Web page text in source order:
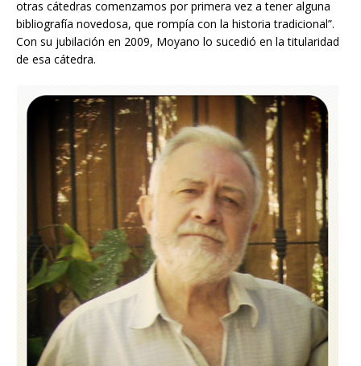
otras cátedras comenzamos por primera vez a tener alguna
bibliografía novedosa, que rompía con la historia tradicional”.
Con su jubilación en 2009, Moyano lo sucedió en la titularidad
de esa cátedra.